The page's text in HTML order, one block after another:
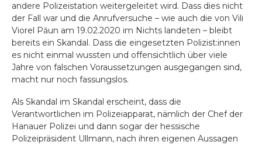
andere Polizeistation weitergeleitet wird. Dass dies nicht
der Fall war und die Anrufversuche – wie auch die von Vili
Viorel Păun am 19.02.2020 im Nichts landeten – bleibt
bereits ein Skandal. Dass die eingesetzten Polizist:innen
es nicht einmal wussten und offensichtlich über viele
Jahre von falschen Voraussetzungen ausgegangen sind,
macht nur noch fassungslos.
Als Skandal im Skandal erscheint, dass die
Verantwortlichen im Polizeiapparat, nämlich der Chef der
Hanauer Polizei und dann sogar der hessische
Polizeipräsident Ullmann, nach ihren eigenen Aussagen